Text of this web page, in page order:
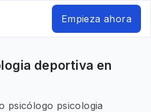
Empieza ahora
deportiva en
psicólogo psicologia